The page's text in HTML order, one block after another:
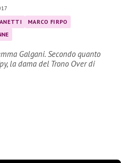
MARCO FIRPO
Galgani. Secondo quanto
la dama del Trono Over di